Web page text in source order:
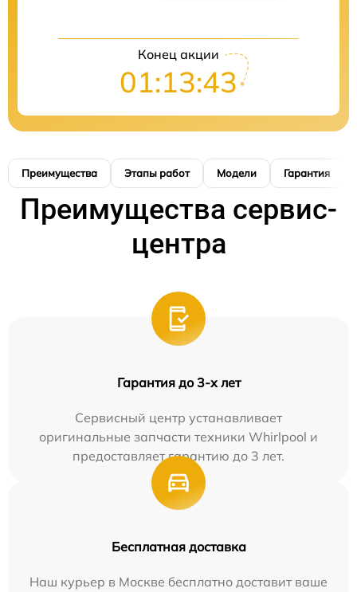
Конец акции
01:13:41
Преимущества Этапы работ Модели Гарантия
Преимущества сервис-
центра
Гарантия до 3-х лет
Сервисный центр устанавливает
оригинальные запчасти техники Whirlpool и
предоставляет гарантию до 3 лет.
Бесплатная доставка
Наш курьер в Москве бесплатно доставит ваше